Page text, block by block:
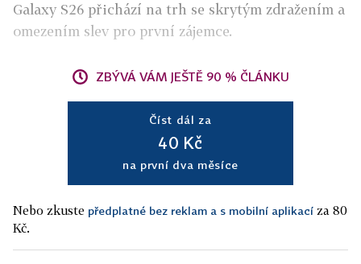
Galaxy S26 přichází na trh se skrytým zdražením a
omezením slev pro první zájemce.
ZBÝVÁ VÁM JEŠTĚ 90 % ČLÁNKU
Číst dál za
40 Kč
na první dva měsíce
Nebo zkuste předplatné bez reklam a s mobilní aplikací za 80
Kč.